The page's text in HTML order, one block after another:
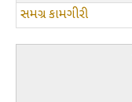
સમગ્ર કામગીરી